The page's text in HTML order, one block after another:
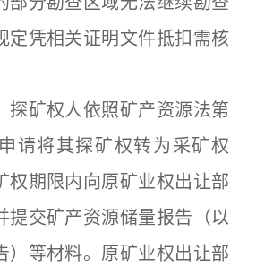
定凭相关证明文件抵扣需核
探矿权人依照矿产资源法第
请将其探矿权转为采矿权
权期限内向原矿业权出让部
提交矿产资源储量报告（以
）等材料。原矿业权出让部